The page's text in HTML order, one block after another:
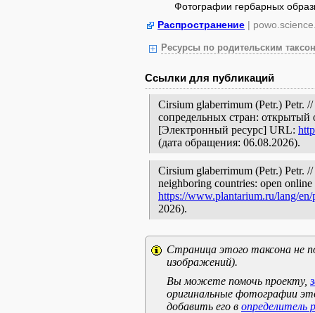
Фотографии гербарных
Распространение |
Ресурсы по родительским
Ссылки для публикаций
Cirsium glaberrimum (Petr.)
сопредельных стран: открытый
[Электронный ресурс] URL:
(дата обращения: 06.08.2026).
Cirsium glaberrimum (Petr.) Petr.
neighboring countries: open
https://www.plantarium.ru/lang/
2026).
Страница этого таксона не
изображений).
Вы можете помочь проекту,
оригинальные фотографии
добавить его в определитель